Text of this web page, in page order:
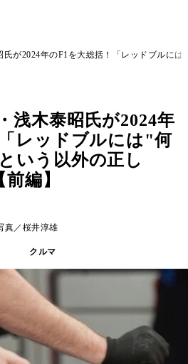
氏が2024年のF1を大総括！「レッドブルに
浅木泰昭氏が2024年
レッドブルには"何
いう以外の正し
編】
真／桜井淳雄
クルマ